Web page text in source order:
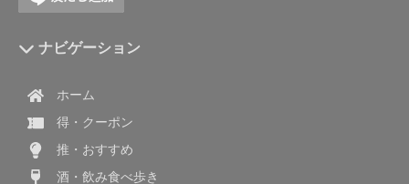
ナビゲーション
ホーム
得・クーポン
推・おすすめ
酒・飲み食べ歩き